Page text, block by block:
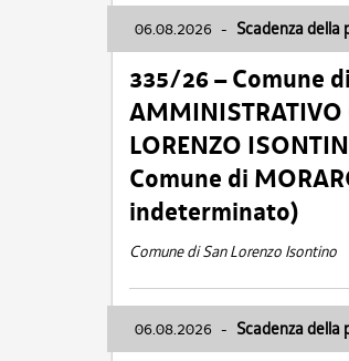
06.08.2026 - Scadenza della
335/26 – Comune
AMMINISTRATIVO
LORENZO
Comune di
indeterminato)
Comune di San Lorenzo Isontino
06.08.2026 - Scadenza della